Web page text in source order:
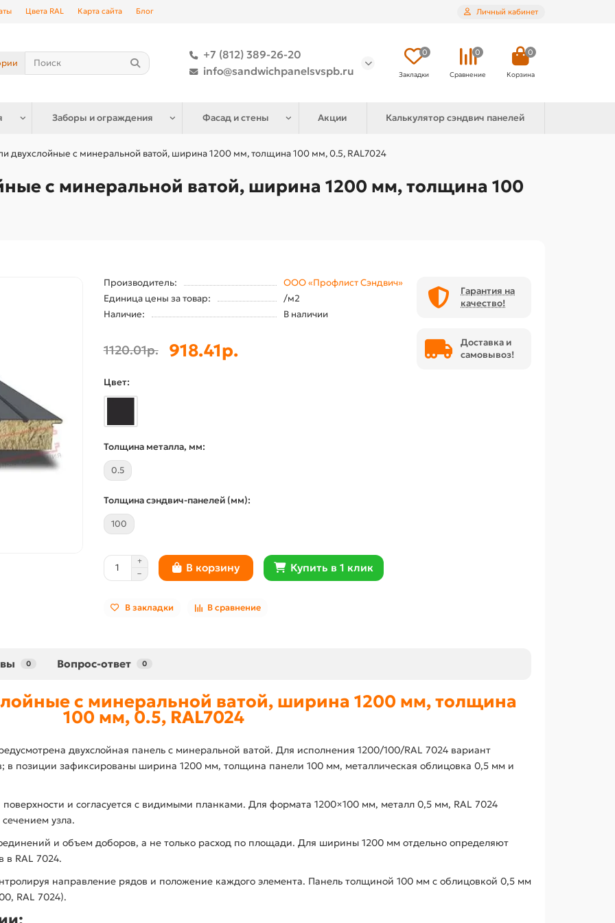
Цвета RAL Карта сайта Блог Личный кабинет
+7 (812) 389-26-20
info@sandwichpanelsvspb.ru
0
Закладки
0
Сравнение
0
Корзина
Заборы и ограждения Фасад и стены Акции Калькулятор сэндвич панелей
двухслойные с минеральной ватой, ширина 1200 мм, толщина 100 мм, 0.5, RAL7024
с минеральной ватой, ширина 1200 мм, толщина 100
Производитель:
ООО «Профлист Сэндвич»
Единица цены за товар:
/м2
Наличие:
В наличии
1120.01р. 918.41р.
Цвет:
Толщина металла, мм:
0.5
Толщина сэндвич-панелей (мм):
100
В корзину Купить в 1 клик
В закладки В сравнение
Гарантия на
качество!
Доставка и
самовывоз!
0 Вопрос-ответ 0
с минеральной ватой, ширина 1200 мм, толщина
100 мм, 0.5, RAL7024
двухслойная панель с минеральной ватой. Для исполнения 1200/100/RAL 7024 вариант
в позиции зафиксированы ширина 1200 мм, толщина панели 100 мм, металлическая облицовка 0,5 мм и
и согласуется с видимыми планками. Для формата 1200×100 мм, металл 0,5 мм, RAL 7024
узла.
и объем доборов, а не только расход по площади. Для ширины 1200 мм отдельно определяют
в RAL 7024.
направление рядов и положение каждого элемента. Панель толщиной 100 мм с облицовкой 0,5 мм
RAL 7024).